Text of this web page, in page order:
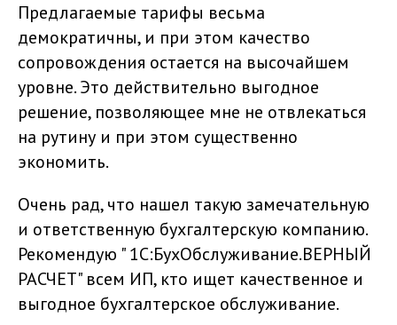
Предлагаемые тарифы весьма
демократичны, и при этом качество
сопровождения остается на высочайшем
уровне. Это действительно выгодное
решение, позволяющее мне не отвлекаться
на рутину и при этом существенно
экономить.
Очень рад, что нашел такую замечательную
и ответственную бухгалтерскую компанию.
Рекомендую " 1С:БухОбслуживание.ВЕРНЫЙ
РАСЧЕТ" всем ИП, кто ищет качественное и
выгодное бухгалтерское обслуживание.